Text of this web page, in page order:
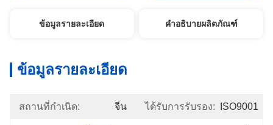
ข้อมูลรายละเอียด คำอธิบายผลิตภัณฑ์
ข้อมูลรายละเอียด
สถานที่กำเนิด: จีน ได้รับการรับรอง: ISO9001